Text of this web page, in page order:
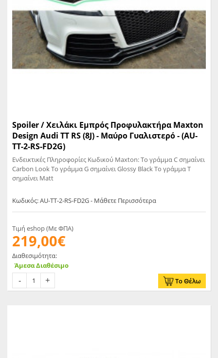
Spoiler / Χειλάκι Εμπρός Προφυλακτήρα Maxton
Design Audi TT RS (8J) - Μαύρο Γυαλιστερό - (AU-
TT-2-RS-FD2G)
Ενδεικτικές Πληροφορίες Κωδικού Maxton: Το γράμμα C σημαίνει
Carbon Look Το γράμμα G σημαίνει Glossy Black Το γράμμα T
σημαίνει Matt
Κωδικός: AU-TT-2-RS-FD2G - Μάθετε Περισσότερα
Τιμή eshop (Με ΦΠΑ)
219,00€
Διαθεσιμότητα:
Άμεσα Διαθέσιμο
Το Θέλω